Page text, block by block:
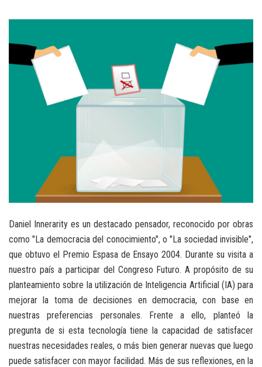
Daniel Innerarity es un destacado pensador, reconocido por obras
como "La democracia del conocimiento", o "La sociedad invisible",
que obtuvo el Premio Espasa de Ensayo 2004. Durante su visita a
nuestro país a participar del Congreso Futuro. A propósito de su
planteamiento sobre la utilización de Inteligencia Artificial (IA) para
mejorar la toma de decisiones en democracia, con base en
nuestras preferencias personales. Frente a ello, planteó la
pregunta de si esta tecnología tiene la capacidad de satisfacer
nuestras necesidades reales, o más bien generar nuevas que luego
puede satisfacer con mayor facilidad. Más de sus reflexiones, en la